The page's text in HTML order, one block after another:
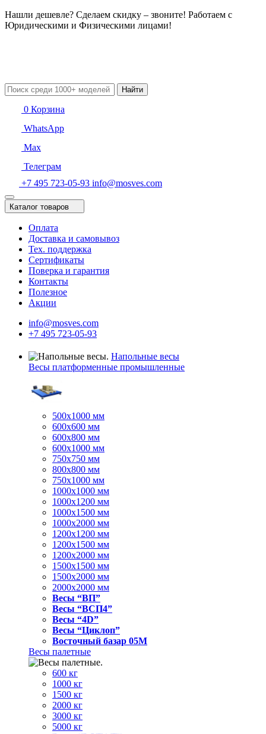
Нашли дешевле? Сделаем скидку – звоните! Работаем с
Юридическими и Физическими лицами!
Найти
0 Корзина
WhatsApp
Max
Телеграм
+7 495 723-05-93 info@mosves.com
Каталог товаров
Оплата
Доставка и самовывоз
Тех. поддержка
Сертификаты
Поверка и гарантия
Контакты
Полезное
Акции
info@mosves.com
+7 495 723-05-93
Напольные весы
Весы платформенные промышленные
500x1000 мм
600x600 мм
600x800 мм
600x1000 мм
750x750 мм
800x800 мм
750x1000 мм
1000x1000 мм
1000x1200 мм
1000x1500 мм
1000x2000 мм
1200x1200 мм
1200x1500 мм
1200x2000 мм
1500x1500 мм
1500x2000 мм
2000x2000 мм
Весы “ВП”
Весы “ВСП4”
Весы “4D”
Весы “Циклоп”
Восточный базар 05M
Весы палетные
600 кг
1000 кг
1500 кг
2000 кг
3000 кг
5000 кг